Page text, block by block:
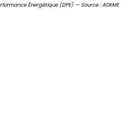
Énergétique (DPE) — Source : ADEME